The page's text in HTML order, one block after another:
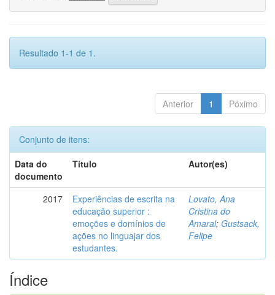
Resultado 1-1 de 1.
Anterior 1 Póximo
Conjunto de itens:
Data do
documento
Título Autor(es)
2017
Experiências de escrita na
educação superior :
emoções e domínios de
ações no linguajar dos
estudantes.
Lovato, Ana
Cristina do
Amaral; Gustsack,
Felipe
Índice